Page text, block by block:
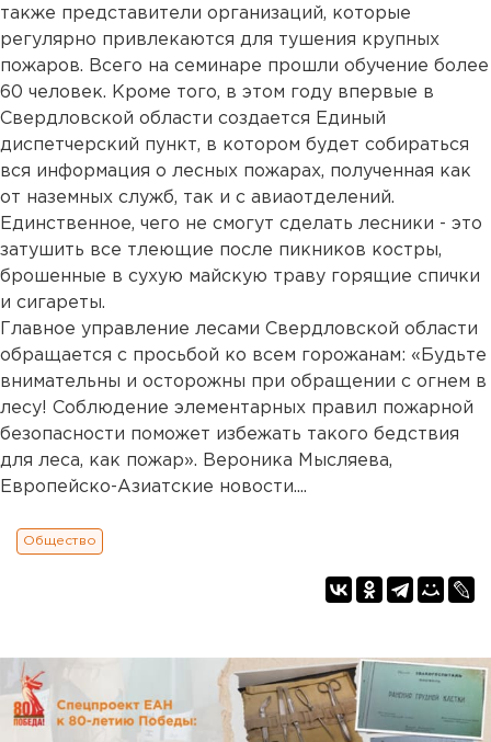
также представители организаций, которые
регулярно привлекаются для тушения крупных
пожаров. Всего на семинаре прошли обучение более
60 человек. Кроме того, в этом году впервые в
Свердловской области создается Единый
диспетчерский пункт, в котором будет собираться
вся информация о лесных пожарах, полученная как
от наземных служб, так и с авиаотделений.
Единственное, чего не смогут сделать лесники - это
затушить все тлеющие после пикников костры,
брошенные в сухую майскую траву горящие спички
и сигареты.
Главное управление лесами Свердловской области
обращается с просьбой ко всем горожанам: «Будьте
внимательны и осторожны при обращении с огнем в
лесу! Соблюдение элементарных правил пожарной
безопасности поможет избежать такого бедствия
для леса, как пожар». Вероника Мысляева,
Европейско-Азиатские новости....
Общество